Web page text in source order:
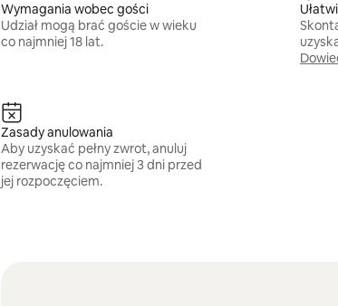
Wymagania wobec gości
Udział mogą brać goście w wieku
co najmniej 18 lat.
Zasady anulowania
Aby uzyskać pełny zwrot, anuluj
rezerwację co najmniej 3 dni przed
jej rozpoczęciem.